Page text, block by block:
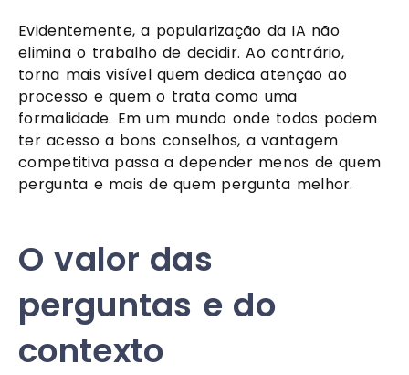
Evidentemente, a popularização da IA não
elimina o trabalho de decidir. Ao contrário,
torna mais visível quem dedica atenção ao
processo e quem o trata como uma
formalidade. Em um mundo onde todos podem
ter acesso a bons conselhos, a vantagem
competitiva passa a depender menos de quem
pergunta e mais de quem pergunta melhor.
O valor das
perguntas e do
contexto